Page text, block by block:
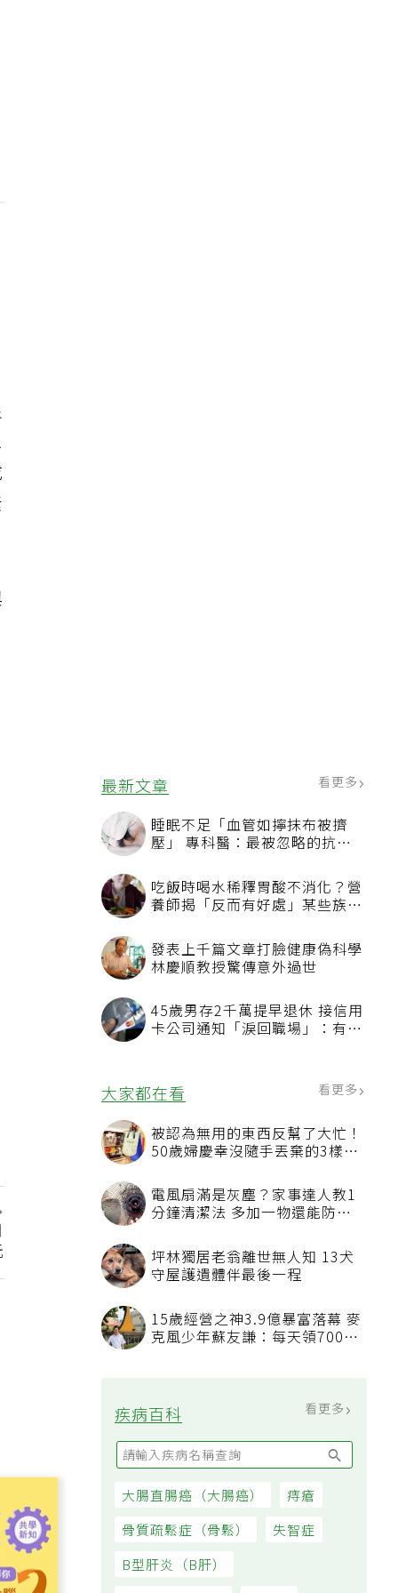
最新文章 看更多
睡眠不足「血管如擰抹布被擠
壓」 專科醫：最被忽略的抗老
吃飯時喝水稀釋胃酸不消化？營
養師揭「反而有好處」某些族群
發表上千篇文章打臉健康偽科學
林慶順教授驚傳意外過世
45歲男存2千萬提早退休 接信用
卡公司通知「淚回職場」：有錢
大家都在看
被認為無用的東西反幫了大忙！
50歲婦慶幸沒隨手丟棄的3樣物
電風扇滿是灰塵？家事達人教1
坪林獨居老翁離世無人知 13犬
守屋護遺體伴最後一程
15歲經營之神3.9億暴富落幕 麥
克風少年蘇友謙：每天領700元
疾病百科